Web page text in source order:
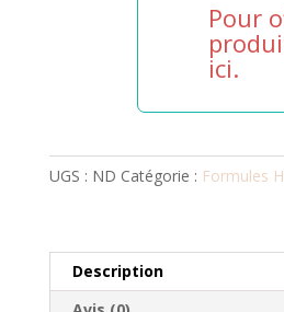
Pour
ici.
UGS : ND Catégorie : Formules
Description